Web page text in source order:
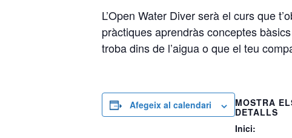
L’Open Water Diver serà el curs que
pràctiques aprendràs conceptes
troba dins de l’aigua o que el teu
Afegeix al calendari
MOSTRA
DETALLS
Inici: